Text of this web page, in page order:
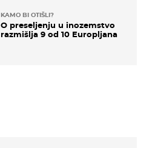
KAMO BI OTIŠLI?
O preseljenju u inozemstvo
razmišlja 9 od 10 Europljana